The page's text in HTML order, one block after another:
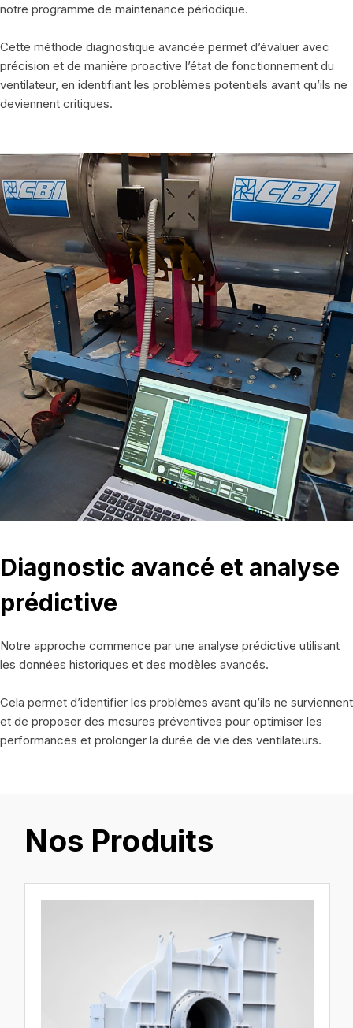
notre programme de maintenance périodique.
Cette méthode diagnostique avancée permet d’évaluer avec
précision et de manière proactive l’état de fonctionnement du
ventilateur, en identifiant les problèmes potentiels avant qu’ils ne
deviennent critiques.
Diagnostic avancé et analyse
prédictive
Notre approche commence par une analyse prédictive utilisant
les données historiques et des modèles avancés.
Cela permet d’identifier les problèmes avant qu’ils ne surviennent
et de proposer des mesures préventives pour optimiser les
performances et prolonger la durée de vie des ventilateurs.
Nos Produits